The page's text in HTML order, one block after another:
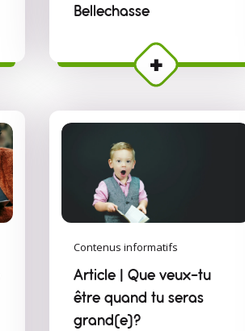
Bellechasse
Contenus informatifs
Article | Que veux-tu
être quand tu seras
grand(e)?